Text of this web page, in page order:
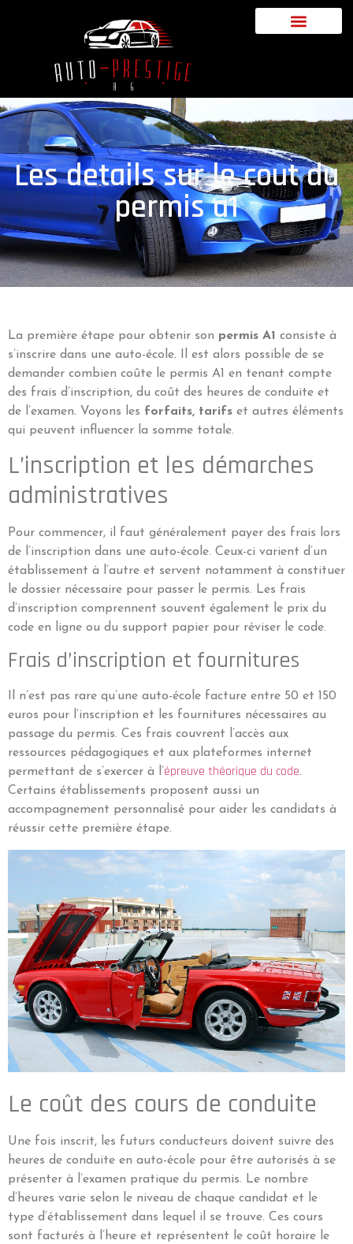
Les details sur le cout du
permis a1
La première étape pour obtenir son permis A1 consiste à
s’inscrire dans une auto-école. Il est alors possible de se
demander combien coûte le permis A1 en tenant compte
des frais d’inscription, du coût des heures de conduite et
de l’examen. Voyons les forfaits, tarifs et autres éléments
qui peuvent influencer la somme totale.
L’inscription et les démarches
administratives
Pour commencer, il faut généralement payer des frais lors
de l’inscription dans une auto-école. Ceux-ci varient d’un
établissement à l’autre et servent notamment à constituer
le dossier nécessaire pour passer le permis. Les frais
d’inscription comprennent souvent également le prix du
code en ligne ou du support papier pour réviser le code.
Frais d’inscription et fournitures
Il n’est pas rare qu’une auto-école facture entre 50 et 150
euros pour l’inscription et les fournitures nécessaires au
passage du permis. Ces frais couvrent l’accès aux
ressources pédagogiques et aux plateformes internet
permettant de s’exercer à l’épreuve théorique du code.
Certains établissements proposent aussi un
accompagnement personnalisé pour aider les candidats à
réussir cette première étape.
Le coût des cours de conduite
Une fois inscrit, les futurs conducteurs doivent suivre des
heures de conduite en auto-école pour être autorisés à se
présenter à l’examen pratique du permis. Le nombre
d’heures varie selon le niveau de chaque candidat et le
type d’établissement dans lequel il se trouve. Ces cours
sont facturés à l’heure et représentent le coût horaire le